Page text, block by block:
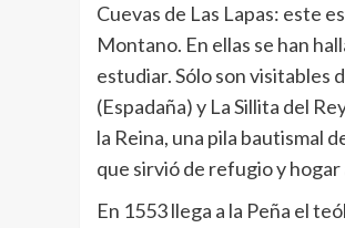
Cuevas de Las Lapas: este
Montano. En ellas se han
estudiar. Sólo son visitables
(Espadaña) y La Sillita del
la Reina, una pila bautismal
que sirvió de refugio y
En 1553 llega a la Peña el